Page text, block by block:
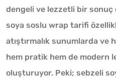
dengeli ve lezzetli bir sonuç
soya soslu wrap tarifi
atıştırmalık sunumlarda ve
hem pratik hem de modern
oluşturuyor. Peki; sebzeli